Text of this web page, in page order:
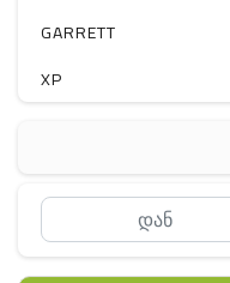
GARRETT
XP
QYT